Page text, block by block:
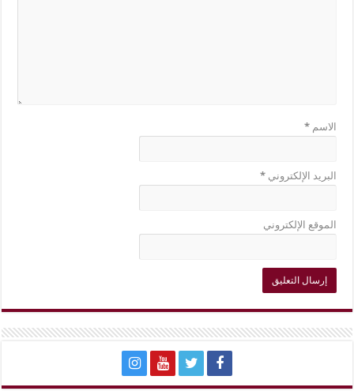
الاسم*
البريد الإلكتروني*
الموقع الإلكتروني